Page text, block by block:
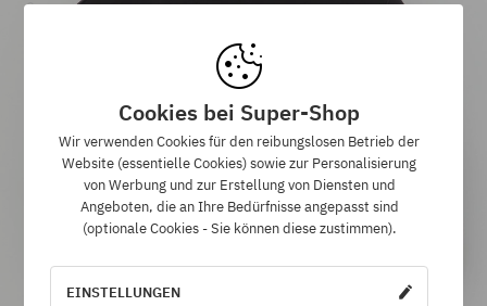
Cookies bei Super-Shop
Wir verwenden Cookies für den reibungslosen Betrieb der
Website (essentielle Cookies) sowie zur Personalisierung
von Werbung und zur Erstellung von Diensten und
Angeboten, die an Ihre Bedürfnisse angepasst sind
(optionale Cookies - Sie können diese zustimmen).
EINSTELLUNGEN